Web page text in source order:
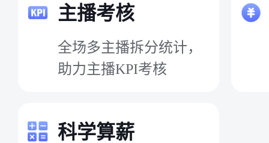
主播考核
全场多主播拆分统计，
助力主播KPI考核
科学算薪